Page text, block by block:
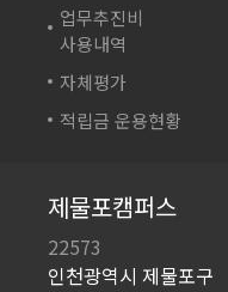
업무추진비
사용내역
자체평가
적립금 운용현황
드론영상과
바이오테크과
게임아트디자인과
인테리어디자인과
시각디자인과
산학협력단
성인학습지원센터
기숙사
평생직업교육포털
학생상담센터
재능TV
JEI 잉글리쉬 TV
재능인쇄
JEI플라츠
재능문화
산청율수원
제물포캠퍼스
22573
인천광역시 제물포구